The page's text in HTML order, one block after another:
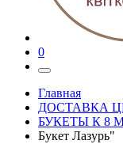
0
Главная
ДОСТАВКА
БУКЕТЫ К 8
Букет Лазурь"